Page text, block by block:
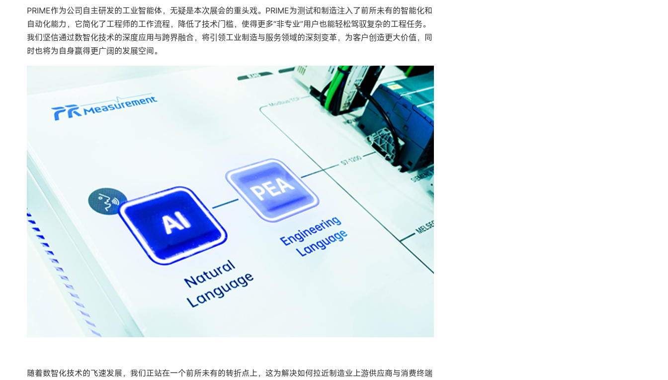
PRIME作为公司自主研发的工业智能体，无疑是本次展会的重头戏。PRIME为测试和制造注入了前所未有的智能化和
自动化能力，它简化了工程师的工作流程，降低了技术门槛，使得更多“非专业”用户也能轻松驾驭复杂的工程任务。
我们坚信通过数智化技术的深度应用与跨界融合，将引领工业制造与服务领域的深刻变革，为客户创造更大价值，同
时也将为自身赢得更广阔的发展空间。
随着数智化技术的飞速发展，我们正站在一个前所未有的转折点上，这为解决如何拉近制造业上游供应商与消费终端